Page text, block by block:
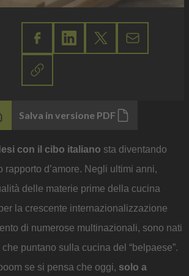
Salva in versione PDF
con il cibo italiano sta diventando
rapporto d’amore. Negli ultimi anni,
delle materie prime della cucina
la crescente internazionalizzazione
di numerose multinazionali, sono nati
puntano sulla cucina del “belpaese”.
se si pensa che oggi, solo a